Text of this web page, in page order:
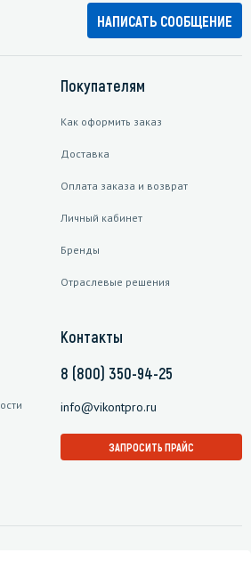
НАПИСАТЬ СООБЩЕНИЕ
Покупателям
Как оформить заказ
Доставка
Оплата заказа и возврат
Личный кабинет
Бренды
Отраслевые решения
Контакты
8 (800) 350-94-25
info@vikontpro.ru
ЗАПРОСИТЬ ПРАЙС